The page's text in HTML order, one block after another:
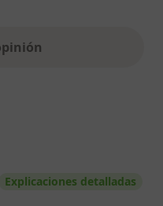
Explicaciones detalladas